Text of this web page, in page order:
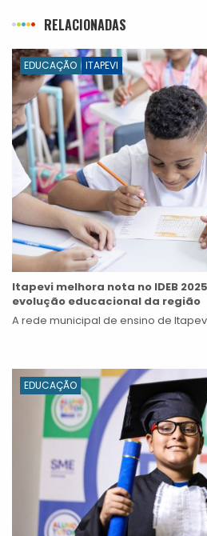
RELACIONADAS
EDUCAÇÃO ITAPEVI
Itapevi melhora nota no IDEB
evolução educacional da região
A rede municipal de ensino de
EDUCAÇÃO